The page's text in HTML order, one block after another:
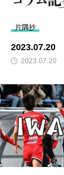
片隅抄
2023.07.20
2023.07.20